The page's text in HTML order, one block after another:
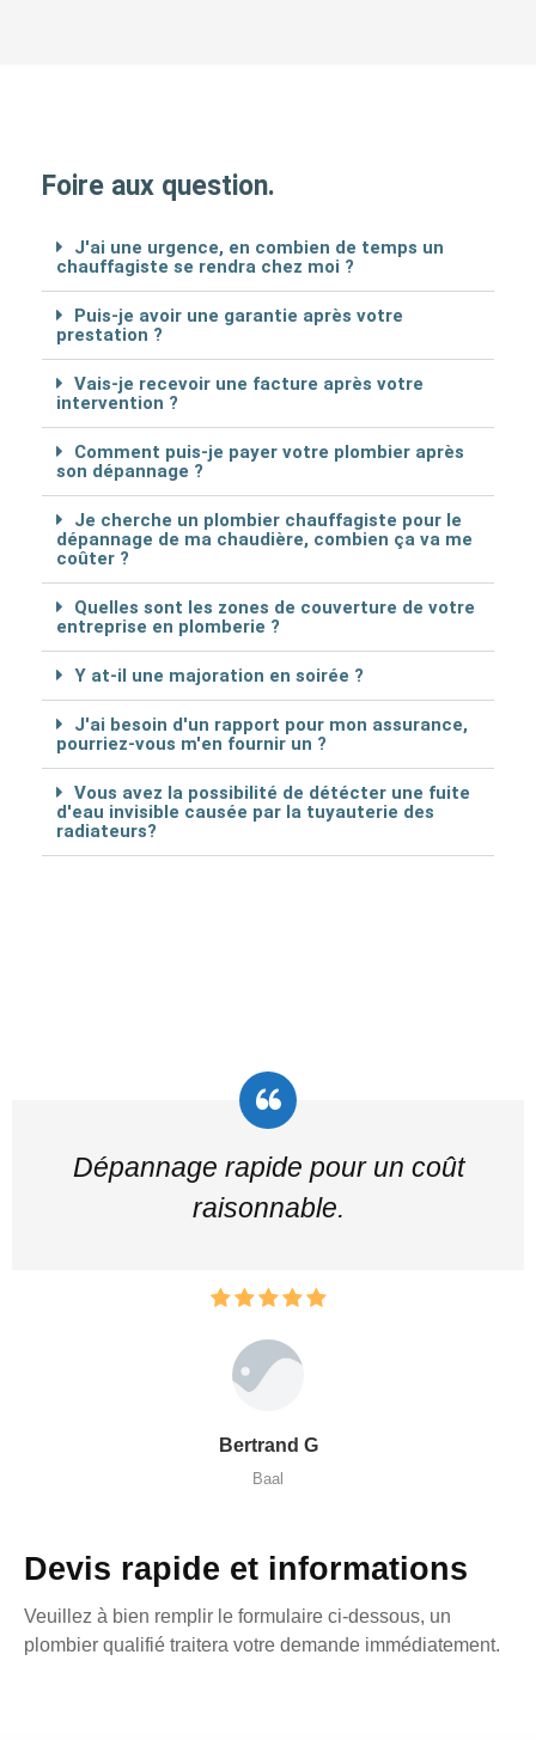
Foire aux question.
J'ai une urgence, en combien de temps un
chauffagiste se rendra chez moi ?
Puis-je avoir une garantie après votre
prestation ?
Vais-je recevoir une facture après votre
intervention ?
Comment puis-je payer votre plombier après
son dépannage ?
Je cherche un plombier chauffagiste pour le
dépannage de ma chaudière, combien ça va me
coûter ?
Quelles sont les zones de couverture de votre
entreprise en plomberie ?
Y at-il une majoration en soirée ?
J'ai besoin d'un rapport pour mon assurance,
pourriez-vous m'en fournir un ?
Vous avez la possibilité de détécter une fuite
d'eau invisible causée par la tuyauterie des
radiateurs?
Dépannage rapide pour un coût
raisonnable.
Bertrand G
Baal
Devis rapide et informations
Veuillez à bien remplir le formulaire ci-dessous, un
plombier qualifié traitera votre demande immédiatement.